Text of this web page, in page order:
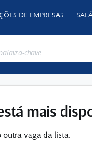
DE EMPRESAS
mais
outra vaga da lista.